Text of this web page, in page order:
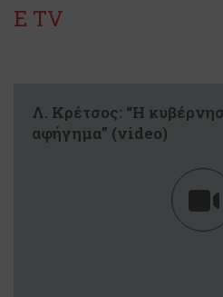
Ε TV
Λ. Κρέτσος: “Η
αφήγημα” (video)